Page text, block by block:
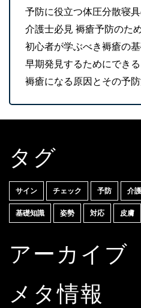
予防に役立つ体圧分散寝
介護士必見 褥瘡予防のた
初心者が学ぶべき褥瘡の
早期発見するためにでき
褥瘡になる原因とその予
タグ
サイン チェック 予防 介
基礎知識 姿勢 対応 皮膚
アーカイブ
メタ情報